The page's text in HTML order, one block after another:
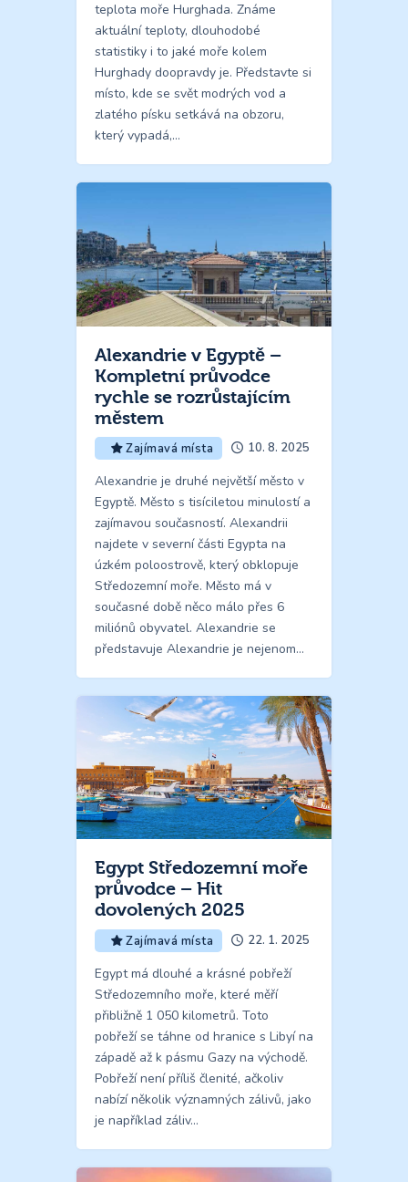
teplota moře Hurghada. Známe
aktuální teploty, dlouhodobé
statistiky i to jaké moře kolem
Hurghady doopravdy je. Představte si
místo, kde se svět modrých vod a
zlatého písku setkává na obzoru,
který vypadá,…
Alexandrie v Egyptě –
Kompletní průvodce
rychle se rozrůstajícím
městem
Zajímavá místa 10. 8. 2025
Alexandrie je druhé největší město v
Egyptě. Město s tisíciletou minulostí a
zajímavou současností. Alexandrii
najdete v severní části Egypta na
úzkém poloostrově, který obklopuje
Středozemní moře. Město má v
současné době něco málo přes 6
miliónů obyvatel. Alexandrie se
představuje Alexandrie je nejenom…
Egypt Středozemní moře
průvodce – Hit
dovolených 2025
Zajímavá místa 22. 1. 2025
Egypt má dlouhé a krásné pobřeží
Středozemního moře, které měří
přibližně 1 050 kilometrů. Toto
pobřeží se táhne od hranice s Libyí na
západě až k pásmu Gazy na východě.
Pobřeží není příliš členité, ačkoliv
nabízí několik významných zálivů, jako
je například záliv…